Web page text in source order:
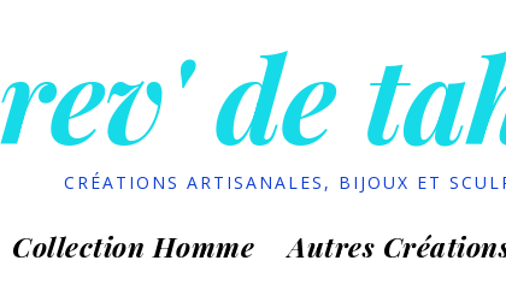
rev' de
CRÉATIONS ARTISANALES, BIJOUX ET
Collection Homme Autres